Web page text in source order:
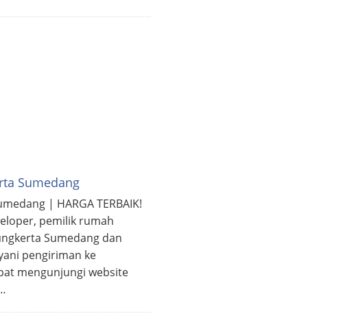
Sumedang
| HARGA TERBAIK!
pemilik rumah
Sumedang dan
pengiriman ke
mengunjungi website